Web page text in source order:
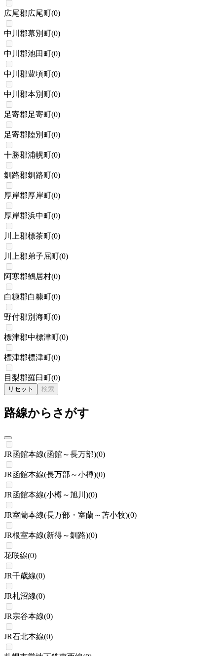
広尾郡広尾町(0)
中川郡幕別町(0)
中川郡池田町(0)
中川郡豊頃町(0)
中川郡本別町(0)
足寄郡足寄町(0)
足寄郡陸別町(0)
十勝郡浦幌町(0)
釧路郡釧路町(0)
厚岸郡厚岸町(0)
厚岸郡浜中町(0)
川上郡標茶町(0)
川上郡弟子屈町(0)
阿寒郡鶴居村(0)
白糠郡白糠町(0)
野付郡別海町(0)
標津郡中標津町(0)
標津郡標津町(0)
目梨郡羅臼町(0)
リセット 検索
路線からさがす
JR函館本線(函館～長万部)(0)
JR函館本線(長万部～小樽)(0)
JR函館本線(小樽～旭川)(0)
JR室蘭本線(長万部・室蘭～苫小牧)(0)
JR根室本線(新得～釧路)(0)
花咲線(0)
JR千歳線(0)
JR札沼線(0)
JR宗谷本線(0)
JR石北本線(0)